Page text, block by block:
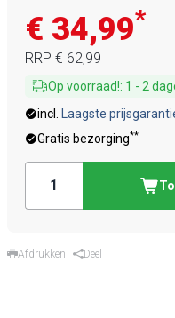
€ 34,99*
RRP € 62,99
Op voorraad!: 1 - 2
incl.
Laagste
Gratis bezorging**
Afdrukken Deel